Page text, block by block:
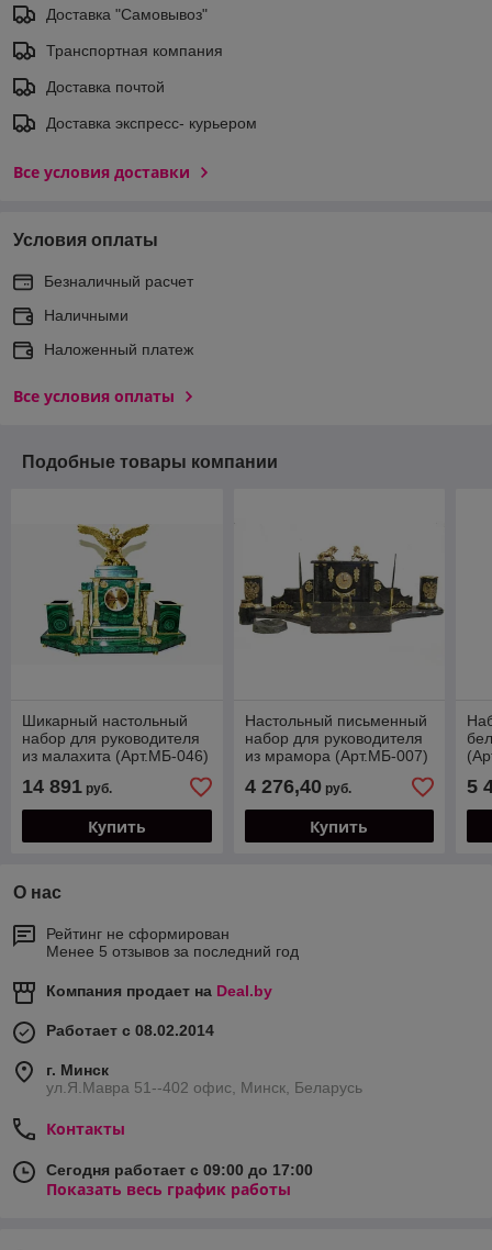
Доставка "Самовывоз"
Транспортная компания
Доставка почтой
Доставка экспреcс- курьером
Все условия доставки
Условия оплаты
Безналичный расчет
Наличными
Наложенный платеж
Все условия оплаты
Подобные товары компании
Шикарный настольный
набор для руководителя
из малахита (Арт.МБ-046)
14 891 руб.
Купить
Настольный письменный
набор для руководителя
из мрамора (Арт.МБ-007)
4 276,40руб.
Купить
5
О нас
Рейтинг не сформирован
Менее 5 отзывов за последний год
Компания продает на Deal.by
Работает с 08.02.2014
г. Минск
ул.Я.Мавра 51--402 офис, Минск, Беларусь
Контакты
Сегодня работает с 09:00 до 17:00
Показать весь график работы